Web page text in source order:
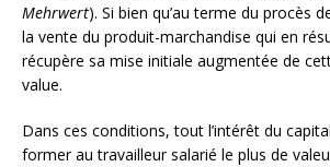
Mehrwert). Si bien qu’au terme du procès
la vente du produit-marchandise qui en
récupère sa mise initiale augmentée de
value.
Dans ces conditions, tout l’intérêt du
former au travailleur salarié le plus de